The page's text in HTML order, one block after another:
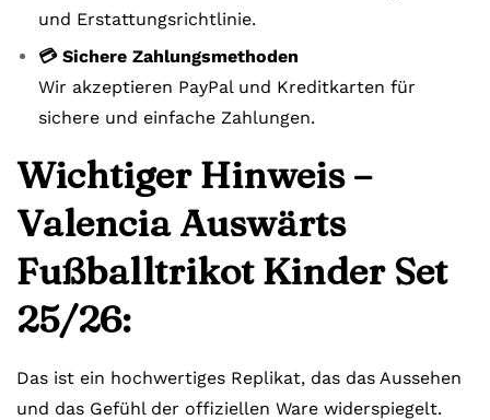
und Erstattungsrichtlinie.
💳 Sichere Zahlungsmethoden
Wir akzeptieren PayPal und Kreditkarten für
sichere und einfache Zahlungen.
Wichtiger Hinweis –
Valencia Auswärts
Fußballtrikot Kinder Set
25/26:
Das ist ein hochwertiges Replikat, das das Aussehen
und das Gefühl der offiziellen Ware widerspiegelt.